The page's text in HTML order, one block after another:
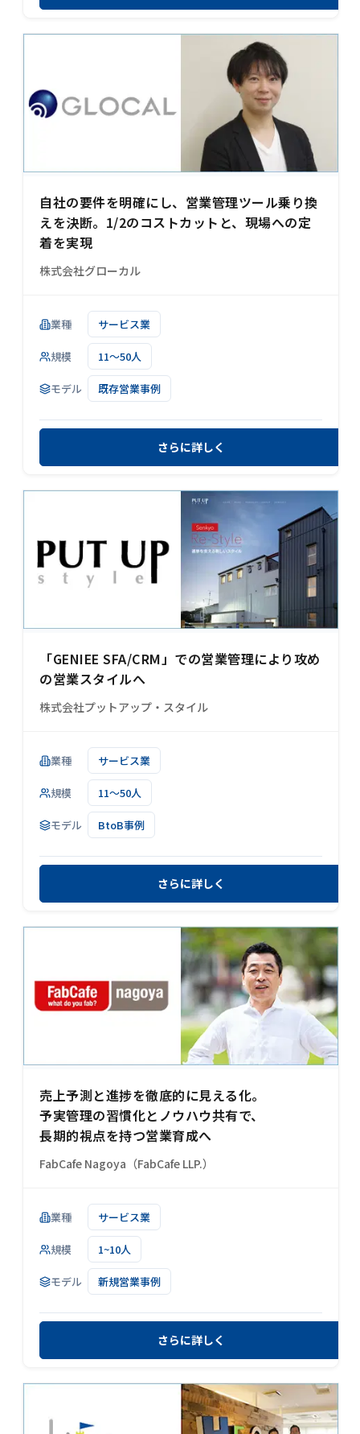
自社の要件を明確にし、営業管理ツール乗り換
えを決断。1/2のコストカットと、現場への定
着を実現
株式会社グローカル
業種 サービス業
規模 11～50人
モデル 既存営業事例
さらに詳しく
「GENIEE SFA/CRM」での営業管理により攻め
の営業スタイルへ
株式会社プットアップ・スタイル
業種 サービス業
規模 11～50人
モデル BtoB事例
さらに詳しく
売上予測と進捗を徹底的に見える化。
予実管理の習慣化とノウハウ共有で、
長期的視点を持つ営業育成へ
FabCafe Nagoya（FabCafe LLP.）
業種 サービス業
規模 1~10人
モデル 新規営業事例
さらに詳しく